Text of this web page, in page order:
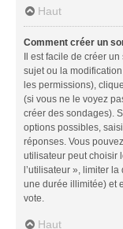
Haut
Comment créer un
Il est facile de créer
sujet ou la
les permissions),
(si vous ne le voyez
créer des sondages).
options possibles,
réponses. Vous
utilisateur peut choisir
l’utilisateur », limiter
une durée illimitée) et
vote.
Haut